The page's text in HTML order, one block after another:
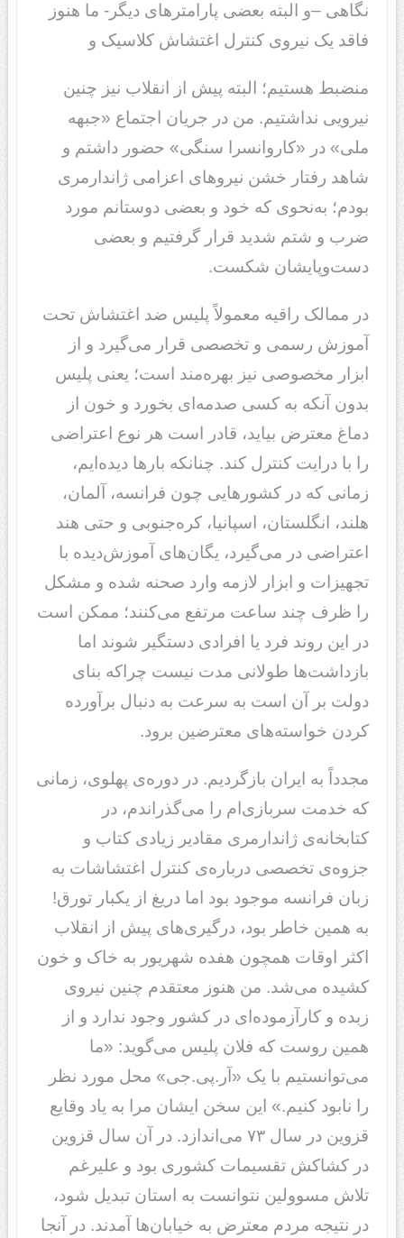
نگاهی –و البته بعضی پارامترهای دیگر- ما هنوز
فاقد یک نیروی کنترل اغتشاش کلاسیک و
منضبط هستیم؛ البته پیش از انقلاب نیز چنین
نیرویی نداشتیم. من در جریان اجتماع «جبهه
ملی» در «کاروانسرا سنگی» حضور داشتم و
شاهد رفتار خشن نیروهای اعزامی ژاندارمری
بودم؛ به‌نحوی که خود و بعضی دوستانم مورد
ضرب و شتم شدید قرار گرفتیم و بعضی
دست‌وپایشان شکست.
در ممالک راقیه معمولاً پلیس ضد اغتشاش تحت
آموزش‌ رسمی و تخصصی قرار می‌گیرد و از
ابزار مخصوصی نیز بهره‌مند است؛ یعنی پلیس
بدون آنکه به کسی صدمه‌ای بخورد و خون از
دماغ معترض بیاید، قادر است هر نوع اعتراضی
را با درایت کنترل کند. چنانکه بارها دیده‌ایم،
زمانی که در کشورهایی چون فرانسه، آلمان،
هلند، انگلستان، اسپانیا، کره‌جنوبی و حتی هند
اعتراضی در می‌گیرد، یگان‌های آموزش‌دیده با
تجهیزات و ابزار لازمه وارد صحنه شده و مشکل
را ظرف چند ساعت مرتفع می‌کنند؛ ممکن است
در این روند فرد یا افرادی دستگیر شوند اما
بازداشت‌ها طولانی مدت نیست چراکه بنای
دولت بر آن است به سرعت به دنبال برآورده
کردن خواسته‌های معترضین برود.
مجدداً به ایران بازگردیم. در دوره‌ی پهلوی، زمانی
که خدمت سربازی‌ام را می‌گذراندم، در
کتابخانه‌ی ژاندارمری مقادیر زیادی کتاب و
جزوه‌ی تخصصی درباره‌ی کنترل اغتشاشات به
زبان فرانسه موجود بود اما دریغ از یکبار تورق!
به همین خاطر بود، درگیری‌های پیش از انقلاب
اکثر اوقات همچون هفده شهریور به خاک و خون
کشیده می‌شد. من هنوز معتقدم چنین نیروی
زبده و کارآزموده‌ای در کشور وجود ندارد و از
همین روست که فلان پلیس می‌گوید: «ما
می‌توانستیم با یک «آر.پی.جی» محل مورد نظر
را نابود کنیم.» این سخن ایشان مرا به یاد وقایع
قزوین در سال ۷۳ می‌اندازد. در آن سال قزوین
در کشاکش تقسیمات کشوری بود و علیرغم
تلاش مسوولین‌ نتوانست به استان تبدیل شود،
در نتیجه مردم معترض به خیابان‌ها آمدند. در آنجا